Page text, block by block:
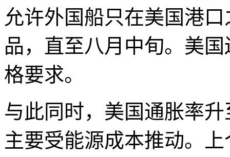
允许外国船只在美国港
品，直至八月中旬。美
格要求。
与此同时，美国通胀率
主要受能源成本推动。